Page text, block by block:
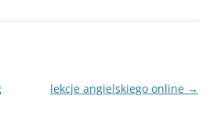
lekcje angielskiego online →